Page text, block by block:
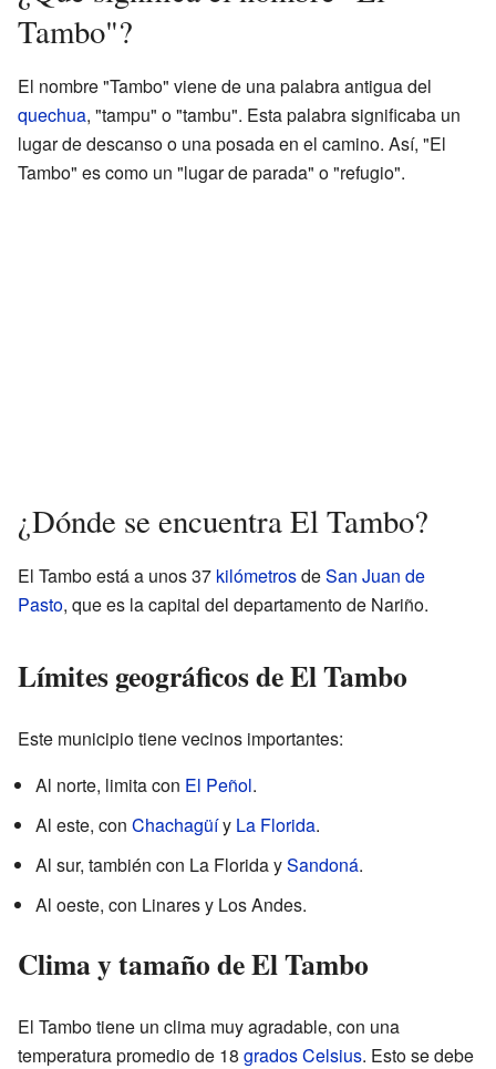
Tambo"?
El nombre "Tambo" viene de una palabra antigua del
quechua, "tampu" o "tambu". Esta palabra significaba un
lugar de descanso o una posada en el camino. Así, "El
Tambo" es como un "lugar de parada" o "refugio".
¿Dónde se encuentra El Tambo?
El Tambo está a unos 37 kilómetrosdeSan Juan de
Pasto, que es la capital del departamento de Nariño.
Límites geográficos de El Tambo
Este municipio tiene vecinos importantes:
Al norte, limita con El Peñol.
Al este, con Chachagüíy La Florida.
Al sur, también con La Florida ySandoná.
Al oeste, con Linares y Los Andes.
Clima y tamaño de El Tambo
El Tambo tiene un clima muy agradable, con una
temperatura promedio de 18 grados Celsius. Esto se debe